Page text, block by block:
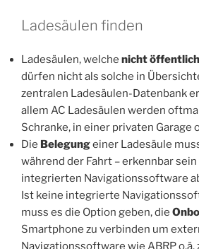
Ladesäulen finden
Ladesäulen, welche nicht öffentlich
dürfen nicht als solche in
zentralen Ladesäulen-Datenbank
allem AC Ladesäulen werden
Schranke, in einer privaten Garage
Die Belegungeiner Ladesäule
während der Fahrt – erkennbar
integrierten Navigationssoftware
Ist keine integrierte
muss es die Option geben, die
Smartphone zu verbinden um
Navigationssoftware wie ABRP o.ä.